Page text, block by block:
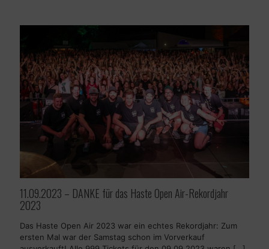
11.09.2023 – DANKE für das Haste Open Air-Rekordjahr
2023
Das Haste Open Air 2023 war ein echtes Rekordjahr: Zum
ersten Mal war der Samstag schon im Vorverkauf